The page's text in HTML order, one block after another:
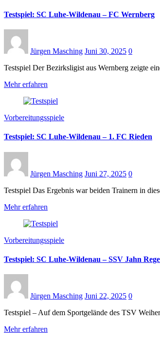
Testspiel: SC Luhe-Wildenau – FC Wernberg
Jürgen Masching Juni 30, 2025 0
Testspiel Der Bezirksligist aus Wernberg zeigte
Mehr erfahren
Vorbereitungsspiele
Testspiel: SC Luhe-Wildenau – 1. FC Rieden
Jürgen Masching Juni 27, 2025 0
Testspiel Das Ergebnis war beiden Trainern in
Mehr erfahren
Vorbereitungsspiele
Testspiel: SC Luhe-Wildenau – SSV Jahn
Jürgen Masching Juni 22, 2025 0
Testspiel – Auf dem Sportgelände des TSV
Mehr erfahren